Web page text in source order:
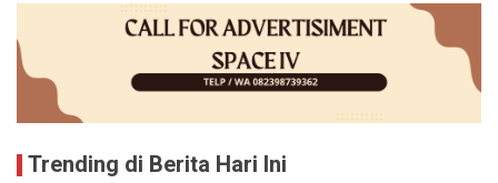
Trending di Berita Hari Ini